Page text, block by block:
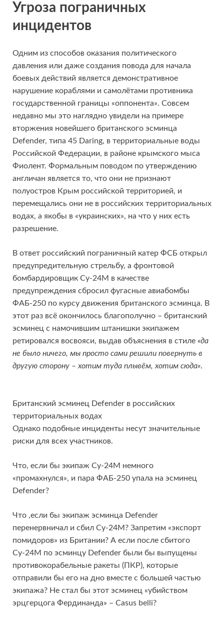
Угроза пограничных
инцидентов
Одним из способов оказания политического
давления или даже создания повода для начала
боевых действий является демонстративное
нарушение кораблями и самолётами противника
государственной границы «оппонента». Совсем
недавно мы это наглядно увидели на примере
вторжения новейшего британского эсминца
Defender, типа 45 Daring, в территориальные воды
Российской Федерации, в районе крымского мыса
Фиолент. Формальным поводом по утверждению
англичан является то, что они не признают
полуостров Крым российской территорией, и
перемещались они не в российских территориальных
водах, а якобы в «украинских», на что у них есть
разрешение.
В ответ российский пограничный катер ФСБ открыл
предупредительную стрельбу, а фронтовой
бомбардировщик Су-24М в качестве
предупреждения сбросил фугасные авиабомбы
ФАБ-250 по курсу движения британского эсминца. В
этот раз всё окончилось благополучно – британский
эсминец с намочившим штанишки экипажем
ретировался восвояси, выдав объяснения в стиле «да
не было ничего, мы просто сами решили повернуть в
другую сторону – хотим туда плывём, хотим сюда».
Британский эсминец Defender в российских
территориальных водах
Однако подобные инциденты несут значительные
риски для всех участников.
Что, если бы экипаж Су-24М немного
«промахнулся», и пара ФАБ-250 упала на эсминец
Defender?
Что ,если бы экипаж эсминца Defender
перенервничал и сбил Су-24М? Запретим «экспорт
помидоров» из Британии? А если после сбитого
Су-24М по эсминцу Defender были бы выпущены
противокорабельные ракеты (ПКР), которые
отправили бы его на дно вместе с большей частью
экипажа? Не стал бы этот эсминец «убийством
эрцгерцога Фердинанда» – Casus belli?